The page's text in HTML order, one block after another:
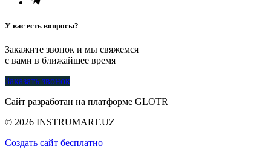
У вас есть вопросы?
Закажите звонок и мы свяжемся
с вами в ближайшее время
Заказать звонок
Сайт разработан на платформе GLOTR
© 2026 INSTRUMART.UZ
Создать cайт бесплатно